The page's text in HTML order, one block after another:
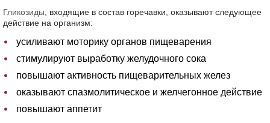
Гликозиды , входящие в состав горечавки, оказывают следующее
действие на организм:
усиливают моторику органов пищеварения
стимулируют выработку желудочного сока
повышают активность пищеварительных желез
оказывают спазмолитическое и желчегонное действие
повышают аппетит